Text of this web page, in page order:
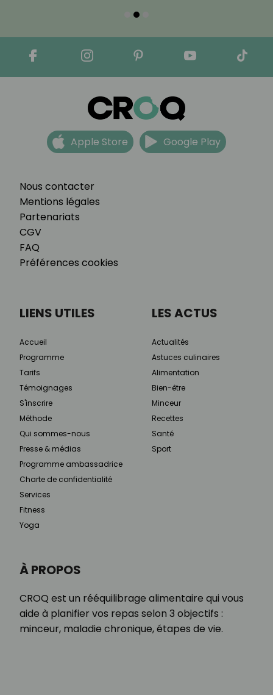
Nous contacter
Mentions légales
Partenariats
CGV
FAQ
Préférences cookies
Apple Store Google Play
À PROPOS
CROQ est un rééquilibrage alimentaire qui vous
aide à planifier vos repas selon 3 objectifs :
minceur, maladie chronique, étapes de vie.
LIENS UTILES
Accueil
Programme
Tarifs
Témoignages
S'inscrire
Méthode
Qui sommes-nous
Presse & médias
Programme ambassadrice
Charte de confidentialité
Services
Fitness
Yoga
LES ACTUS
Actualités
Astuces culinaires
Alimentation
Bien-être
Minceur
Recettes
Santé
Sport